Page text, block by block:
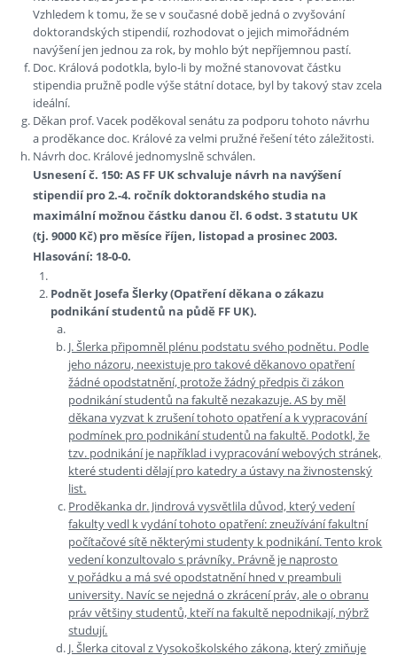
Vzhledem k tomu, že se v současné době jedná o zvyšování
doktorandských stipendií, rozhodovat o jejich mimořádném
navýšení jen jednou za rok, by mohlo být nepříjemnou pastí.
Doc. Králová podotkla, bylo-li by možné stanovovat částku
stipendia pružně podle výše státní dotace, byl by takový stav zcela
ideální.
Děkan prof. Vacek poděkoval senátu za podporu tohoto návrhu
a proděkance doc. Králové za velmi pružné řešení této záležitosti.
Návrh doc. Králové jednomyslně schválen.
Usnesení č. 150: AS FF UK schvaluje návrh na navýšení
stipendií pro 2.-4. ročník doktorandského studia na
maximální možnou částku danou čl. 6 odst. 3 statutu UK
(tj. 9000 Kč) pro měsíce říjen, listopad a prosinec 2003.
Hlasování: 18-0-0.
Podnět Josefa Šlerky (Opatření děkana o zákazu
podnikání studentů na půdě FF UK).
J. Šlerka připomněl plénu podstatu svého podnětu. Podle
jeho názoru, neexistuje pro takové děkanovo opatření
žádné opodstatnění, protože žádný předpis či zákon
podnikání studentů na fakultě nezakazuje. AS by měl
děkana vyzvat k zrušení tohoto opatření a k vypracování
podmínek pro podnikání studentů na fakultě. Podotkl, že
tzv. podnikání je například i vypracování webových stránek,
které studenti dělají pro katedry a ústavy na živnostenský
list.
Proděkanka dr. Jindrová vysvětlila důvod, který vedení
fakulty vedl k vydání tohoto opatření: zneužívání fakultní
počítačové sítě některými studenty k podnikání. Tento krok
vedení konzultovalo s právníky. Právně je naprosto
v pořádku a má své opodstatnění hned v preambuli
university. Navíc se nejedná o zkrácení práv, ale o obranu
práv většiny studentů, kteří na fakultě nepodnikají, nýbrž
studují.
J. Šlerka citoval z Vysokoškolského zákona, který zmiňuje